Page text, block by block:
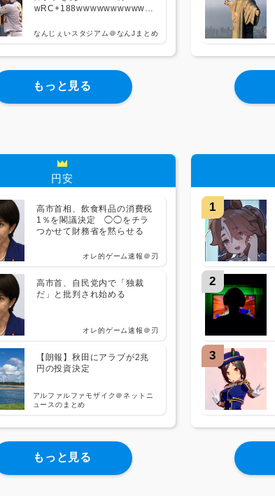
wRC+188wwwwwwwwwww
ww
なんじぇいスタジアム＠なんJまとめ
もっと見る
円安
高市首相、飲食料品の消費税
1％を閣議決定 ◯◯をチラ
つかせて財務省を黙らせる
オレ的ゲーム速報＠刃
高市首、自民党内で「独裁
だ」と批判され始める
オレ的ゲーム速報＠刃
【朗報】秋田にアラブが2兆
円の投資決定
アルファルファモザイク＠ネットニ
ュースのまとめ
もっと見る
1
2
3